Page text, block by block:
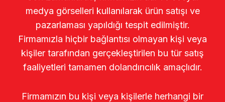
medya görselleri kullanılarak ürün satışı ve
pazarlaması yapıldığı tespit edilmiştir.
Firmamızla hiçbir bağlantısı olmayan kişi veya
kişiler tarafından gerçekleştirilen bu tür satış
faaliyetleri tamamen dolandırıcılık amaçlıdır.
Firmamızın bu kişi veya kişilerle herhangi bir